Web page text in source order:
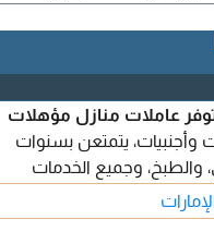
عاملات منازل مؤهلات
يتمتعن بسنوات
والطبخ، وجميع الخدمات
أو الأسبوع، أو الشهر، أو